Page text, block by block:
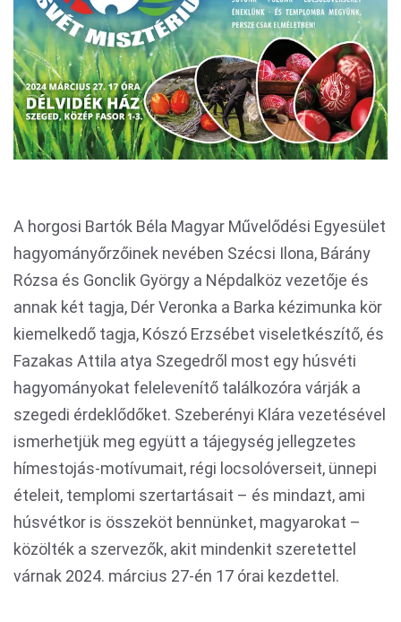
A horgosi Bartók Béla Magyar Művelődési Egyesület
hagyományőrzőinek nevében Szécsi Ilona, Bárány
Rózsa és Gonclik György a Népdalköz vezetője és
annak két tagja, Dér Veronka a Barka kézimunka kör
kiemelkedő tagja, Kószó Erzsébet viseletkészítő, és
Fazakas Attila atya Szegedről most egy húsvéti
hagyományokat felelevenítő találkozóra várják a
szegedi érdeklődőket. Szeberényi Klára vezetésével
ismerhetjük meg együtt a tájegység jellegzetes
hímestojás-motívumait, régi locsolóverseit, ünnepi
ételeit, templomi szertartásait – és mindazt, ami
húsvétkor is összeköt bennünket, magyarokat –
közölték a szervezők, akit mindenkit szeretettel
várnak 2024. március 27-én 17 órai kezdettel.